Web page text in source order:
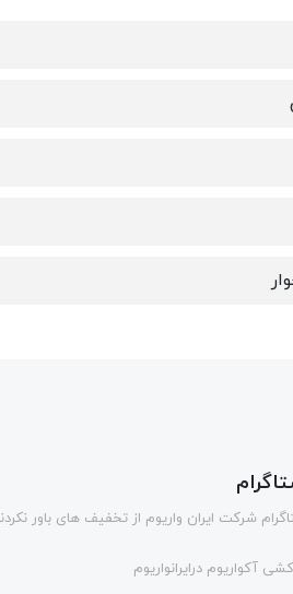
شرکت ایران واریوم از تخفیف های باور
آکواریوم درایرانواریوم